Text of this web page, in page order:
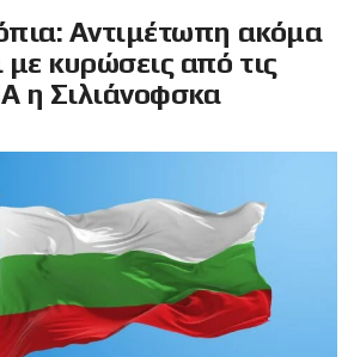
Αντιμέτωπη ακόμα
με κυρώσεις από τις
η Σιλιάνοφσκα